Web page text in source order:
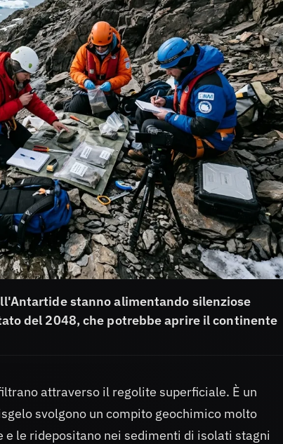
stanno alimentando silenziose
del 2048, che potrebbe aprire il continente
attraverso il regolite superficiale. È un
svolgono un compito geochimico molto
le ridepositano nei sedimenti di isolati stagni